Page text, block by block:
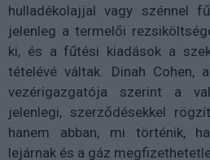
hulladékolajjal vagy szénnel
jelenleg a termelői
ki, és a fűtési kiadások a
tételévé váltak. Dinah Cohen,
vezérigazgatója szerint a
jelenlegi, szerződésekkel
hanem abban, mi történik,
lejárnak és a gáz